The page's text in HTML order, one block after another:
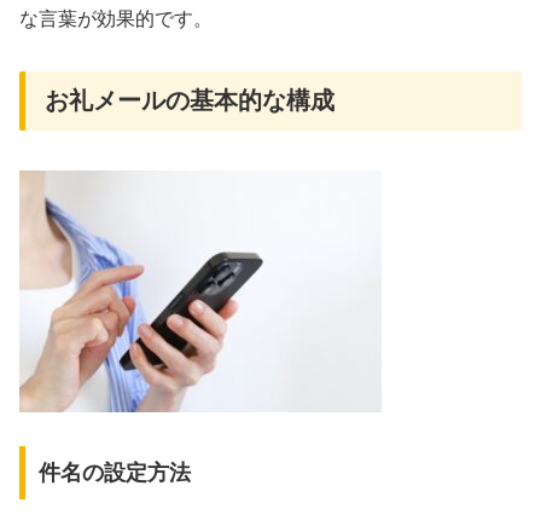
な言葉が効果的です。
お礼メールの基本的な構成
件名の設定方法